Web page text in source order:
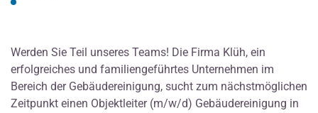
Werden Sie Teil unseres Teams! Die Firma Klüh, ein
erfolgreiches und familiengeführtes Unternehmen im
Bereich der Gebäudereinigung, sucht zum nächstmöglichen
Zeitpunkt einen Objektleiter (m/w/d) Gebäudereinigung in